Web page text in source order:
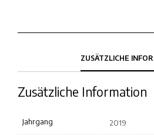
ZUSÄTZLICHE
Zusätzliche Information
Jahrgang 2019